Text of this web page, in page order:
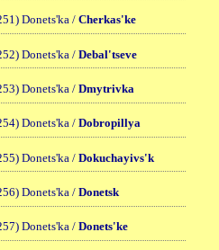
Donets'ka / Cherkas'ke
Donets'ka / Debal'tseve
Donets'ka / Dmytrivka
Donets'ka / Dobropillya
Donets'ka / Dokuchayivs'k
Donets'ka / Donetsk
Donets'ka / Donets'ke